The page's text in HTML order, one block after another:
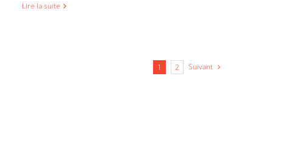
Lire la suite
1 2 Suivant